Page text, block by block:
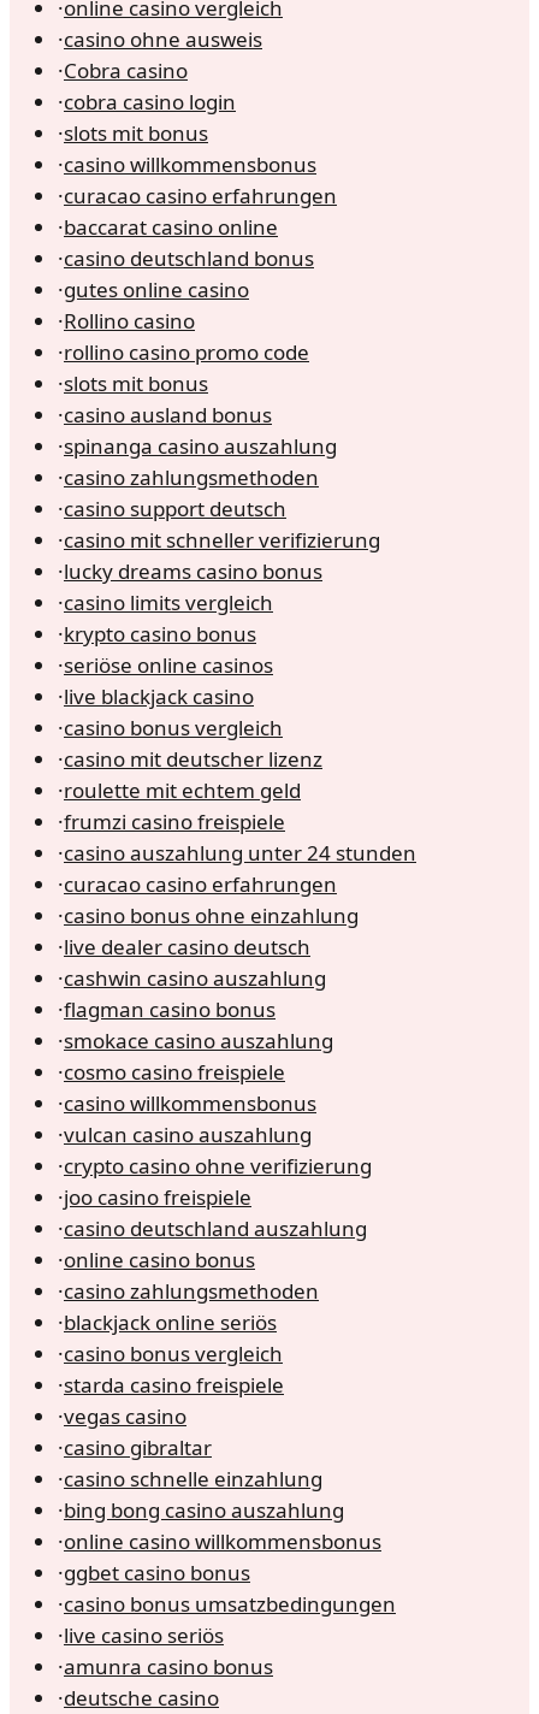
·online casino vergleich
·casino ohne ausweis
·Cobra casino
·cobra casino login
·slots mit bonus
·casino willkommensbonus
·curacao casino erfahrungen
·baccarat casino online
·casino deutschland bonus
·gutes online casino
·Rollino casino
·rollino casino promo code
·slots mit bonus
·casino ausland bonus
·spinanga casino auszahlung
·casino zahlungsmethoden
·casino support deutsch
·casino mit schneller verifizierung
·lucky dreams casino bonus
·casino limits vergleich
·krypto casino bonus
·seriöse online casinos
·live blackjack casino
·casino bonus vergleich
·casino mit deutscher lizenz
·roulette mit echtem geld
·frumzi casino freispiele
·casino auszahlung unter 24 stunden
·curacao casino erfahrungen
·casino bonus ohne einzahlung
·live dealer casino deutsch
·cashwin casino auszahlung
·flagman casino bonus
·smokace casino auszahlung
·cosmo casino freispiele
·casino willkommensbonus
·vulcan casino auszahlung
·crypto casino ohne verifizierung
·joo casino freispiele
·casino deutschland auszahlung
·online casino bonus
·casino zahlungsmethoden
·blackjack online seriös
·casino bonus vergleich
·starda casino freispiele
·vegas casino
·casino gibraltar
·casino schnelle einzahlung
·bing bong casino auszahlung
·online casino willkommensbonus
·ggbet casino bonus
·casino bonus umsatzbedingungen
·live casino seriös
·amunra casino bonus
·deutsche casino